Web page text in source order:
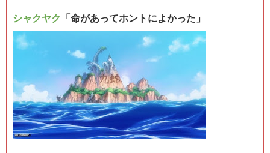
シャクヤク 「命があってホントによかった」